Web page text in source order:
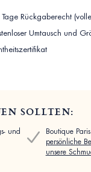
Rückgaberecht
Umtausch und
SOLLTEN:
und
Boutique
persönliche
unsere